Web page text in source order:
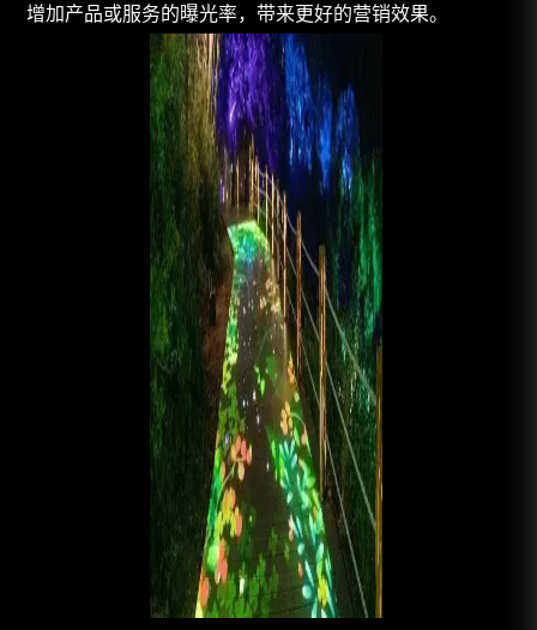
增加产品或服务的曝光率，带来更好的营销效果。